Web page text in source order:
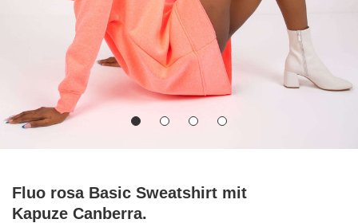
Fluo rosa Basic Sweatshirt mit
Kapuze Canberra.